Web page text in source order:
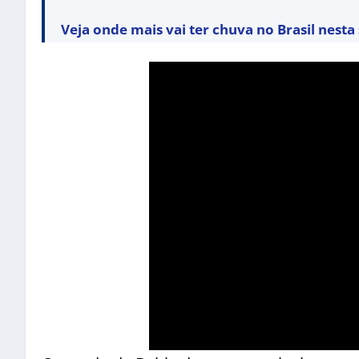
Veja onde mais vai ter chuva no Brasil nesta